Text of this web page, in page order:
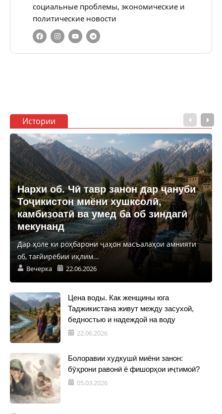
социальные проблемы, экономические и
политические новости
Истории
Нархи об. Чӣ тавр занон дар ҷануби
Тоҷикистон миёни хушксолӣ,
камбизоатӣ ва умед ба об зиндагӣ
мекунанд
Дар ҳоле ки роҳбарони ҷаҳон масъалаҳои амнияти
об, тағйирёбии иқлим...
Вечерка 22.06.2026
Цена воды. Как женщины юга
Таджикистана живут между засухой,
бедностью и надеждой на воду
22.06.2026
Болоравии худкушӣ миёни занон:
бӯҳрони равонӣ ё фишорҳои иҷтимоӣ?
05.03.2026